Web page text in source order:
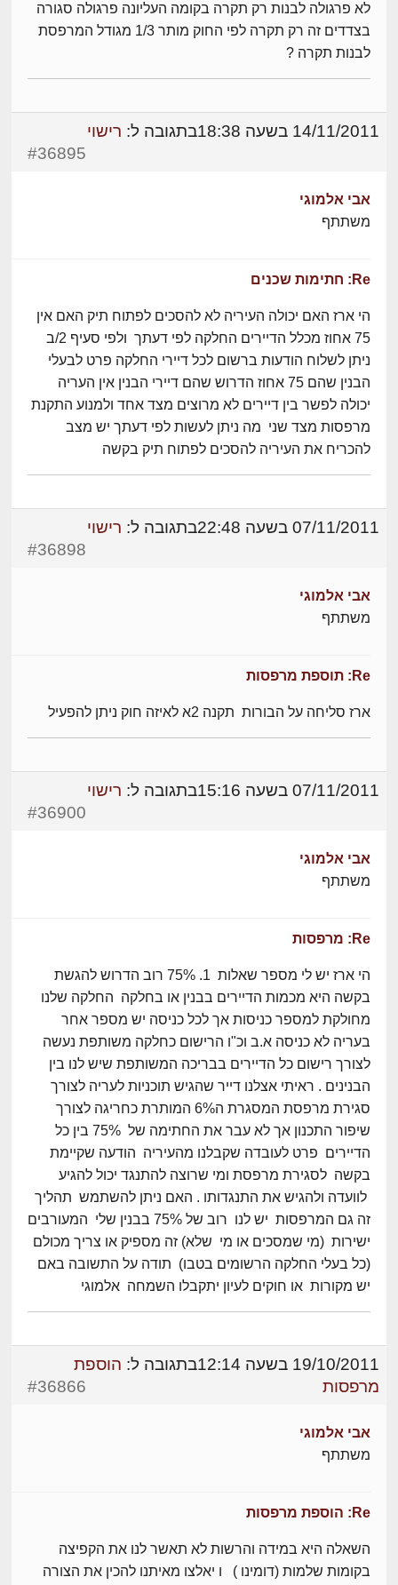
לא פרגולה לבנות רק תקרה בקומה העליונה פרגולה סגורה
בצדדים זה רק תקרה לפי החוק מותר 1/3 מגודל המרפסת
לבנות תקרה ?
14/11/2011 בשעה 18:38 בתגובה ל: רישוי
#36895
אבי אלמוגי
משתתף
Re: חתימות שכנים
הי ארז האם יכולה העיריה לא להסכים לפתוח תיק האם אין
75 אחוז מכלל הדיירים החלקה לפי דעתך ולפי סעיף 2/ב
ניתן לשלוח הודעות ברשום לכל דיירי החלקה פרט לבעלי
הבנין שהם 75 אחוז הדרוש שהם דיירי הבנין אין העריה
יכולה לפשר בין דיירים לא מרוצים מצד אחד ולמנוע התקנת
מרפסות מצד שני מה ניתן לעשות לפי דעתך יש מצב
להכריח את העיריה להסכים לפתוח תיק בקשה
07/11/2011 בשעה 22:48 בתגובה ל: רישוי
#36898
אבי אלמוגי
משתתף
Re: תוספת מרפסות
ארז סליחה על הבורות תקנה 2א לאיזה חוק ניתן להפעיל
07/11/2011 בשעה 15:16 בתגובה ל: רישוי
#36900
אבי אלמוגי
משתתף
Re: מרפסות
הי ארז יש לי מספר שאלות 1. 75% רוב הדרוש להגשת
בקשה היא מכמות הדיירים בבנין או בחלקה החלקה שלנו
מחולקת למספר כניסות אך לכל כניסה יש מספר אחר
בעריה לא כניסה א.ב וכ"ו הרישום כחלקה משותפת נעשה
לצורך רישום כל הדיירים בבריכה המשותפת שיש לנו בין
הבנינים . ראיתי אצלנו דייר שהגיש תוכניות לעריה לצורך
סגירת מרפסת המסגרת ה6% המותרת כחריגה לצורך
שיפור התכנון אך לא עבר את החתימה של 75% בין כל
הדיירים פרט לעובדה שקבלנו מהעיריה הודעה שקיימת
בקשה לסגירת מרפסת ומי שרוצה להתנגד יכול להגיע
לוועדה ולהגיש את התנגדותו . האם ניתן להשתמש תהליך
זה גם המרפסות יש לנו רוב של 75% בבנין שלי המעורבים
ישירות (מי שמסכים או מי שלא) זה מספיק או צריך מכולם
(כל בעלי החלקה הרשומים בטבו) תודה על התשובה באם
יש מקורות או חוקים לעיון יתקבלו השמחה אלמוגי
19/10/2011 בשעה 12:14 בתגובה ל: הוספת
מרפסות
#36866
אבי אלמוגי
משתתף
Re: הוספת מרפסות
השאלה היא במידה והרשות לא תאשר לנו את הקפיצה
בקומות שלמות (דומינו ) ו יאלצו מאיתנו להכין את הצורה